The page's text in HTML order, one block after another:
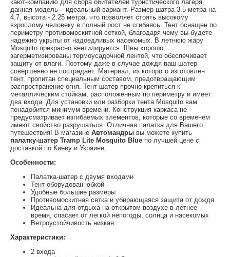
кают-компанию для сбора обитателей туристического лагеря,
данная модель – идеальный вариант. Размер шатра 3.5 метра на
4.7, высота - 2.25 метра, что позволяет стоять высокому
взрослому человеку в полный рост не сгибаясь. Тент оснащен по
периметру противомоскитной сеткой, благодаря чему вы будете
надежно укрыты от надоедливых насекомых. В летнюю жару
Mosquito прекрасно вентилируется. Швы хорошо
загерметизированы термоусадочной лентой, что обеспечивает
защиту от влаги. Поэтому даже в случае дождя ваш шатер
совершенно не пострадает. Материал, из которого изготовлен
тент, пропитан специальным составом, предотвращающим
распространение огня. Тент-шатер прочно крепиться к
металлическим стойкам, расположенным по периметру и имеет
два входа. Для установки или разборки тента Mosquito вам
понадобится минимум времени. Конструкция каркаса не
предусматривает изгибаемых элементов, которые со временем
имеют свойство разрушаться. Отличная палатка для Вашего
путешествия! В магазине Автомандры вы можете купить
палатку-шатер Tramp Lite Mosquito Blue по лучшей цене с
доставкой по Киеву и Украине.
Особенности:
Палатка-шатер с двумя входами
Тент оборудован юбкой
Удобные большие размеры
Противомоскитная сетка и убирающаяся защита от дождя
Идеальна для отдыха на открытом воздухе в летнее
время, спасает от легкой непогоды, солнца и насекомых
Ветроустойчивость низкая
Характеристики:
2 входа